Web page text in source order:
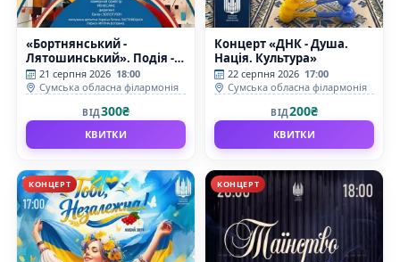
«Бортнянський -
Лятошинський». Подія -
концерт
21 серпня 2026 18:00
Сумська обласна філармонія
ВІД300₴
КВИТКИ
Концерт «ДНК - Душа.
Нація. Культура»
22 серпня 2026 17:00
Сумська обласна філармонія
ВІД200₴
КВИТКИ
КОНЦЕРТ КОНЦЕРТ